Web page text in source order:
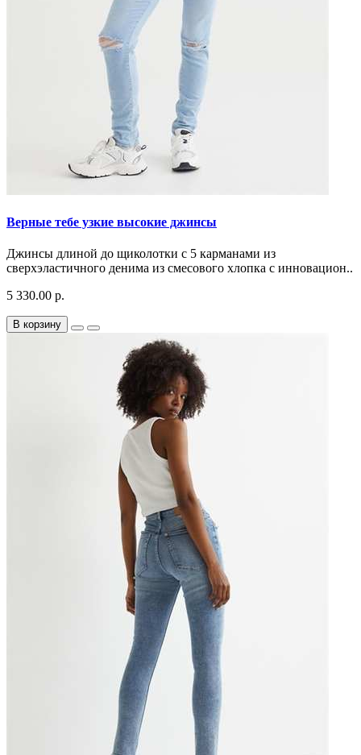
Верные тебе узкие высокие джинсы
Джинсы длиной до щиколотки с 5 карманами из
сверхэластичного денима из смесового хлопка с инновацион..
5 330.00 р.
В корзину